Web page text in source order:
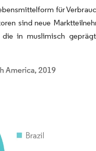
für
sind neue
in muslimisch